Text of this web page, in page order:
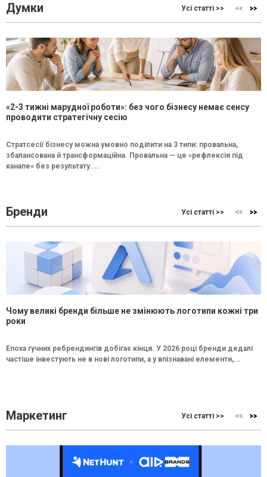
Думки Усі статті >>
«2-3 тижні марудної роботи»: без чого бізнесу немає сенсу
проводити стратегічну сесію
Стратсесії бізнесу можна умовно поділити на 3 типи: провальна,
збалансована й трансформаційна. Провальна — це «рефлексія під
канапе» без результату....
Бренди Усі статті >>
Чому великі бренди більше не змінюють логотипи кожні три
роки
Епоха гучних ребрендингів добігає кінця. У 2026 році бренди дедалі
частіше інвестують не в нові логотипи, а у впізнавані елементи,...
Маркетинг Усі статті >>